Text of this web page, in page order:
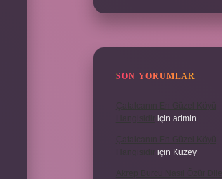
SON YORUMLAR
için admin
için Kuzey